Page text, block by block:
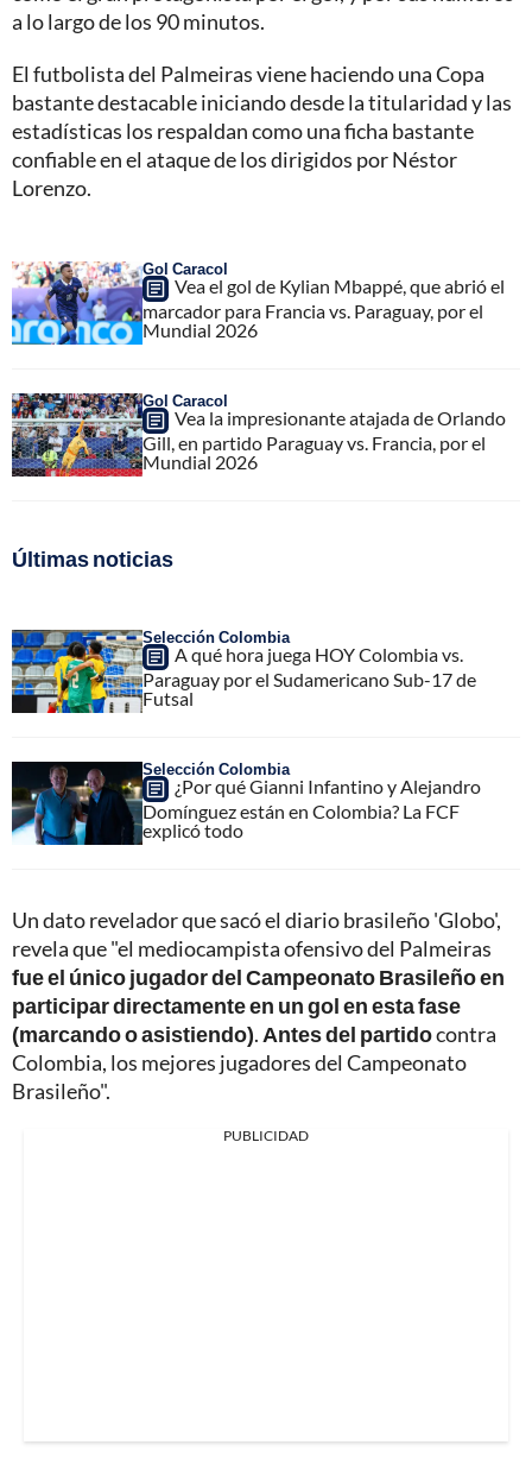
a lo largo de los 90 minutos.
El futbolista del Palmeiras viene haciendo una Copa
bastante destacable iniciando desde la titularidad y las
estadísticas los respaldan como una ficha bastante
confiable en el ataque de los dirigidos por Néstor
Lorenzo.
Gol Caracol
Vea el gol de Kylian Mbappé, que abrió el
marcador para Francia vs. Paraguay, por el
Mundial 2026
Gol Caracol
Vea la impresionante atajada de Orlando
Gill, en partido Paraguay vs. Francia, por el
Mundial 2026
Últimas noticias
Selección Colombia
A qué hora juega HOY Colombia vs.
Paraguay por el Sudamericano Sub-17 de
Futsal
Selección Colombia
¿Por qué Gianni Infantino y Alejandro
Domínguez están en Colombia? La FCF
explicó todo
Un dato revelador que sacó el diario brasileño 'Globo',
revela que "el mediocampista ofensivo del Palmeiras
fue el único jugador del Campeonato Brasileño en
participar directamente en un gol en esta fase
(marcando o asistiendo). Antes del partidocontra
Colombia, los mejores jugadores del Campeonato
Brasileño".
PUBLICIDAD